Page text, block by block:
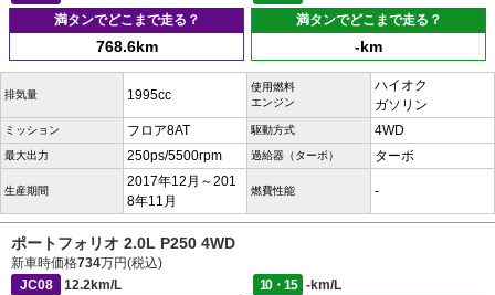
満タンでどこまで走る？
768.6km
満タンでどこまで走る？
-km
排気量 1995cc
使用燃料
エンジン
ハイオク
ガソリン
ミッション フロア8AT 駆動方式 4WD
最大出力 250ps/5500rpm 過給器（ターボ） ターボ
生産期間
2017年12月～201
8年11月
燃費性能 -
ポートフォリオ 2.0L P250 4WD
新車時価格734万円(税込)
JC08
12.2km/L 10・15
-km/L